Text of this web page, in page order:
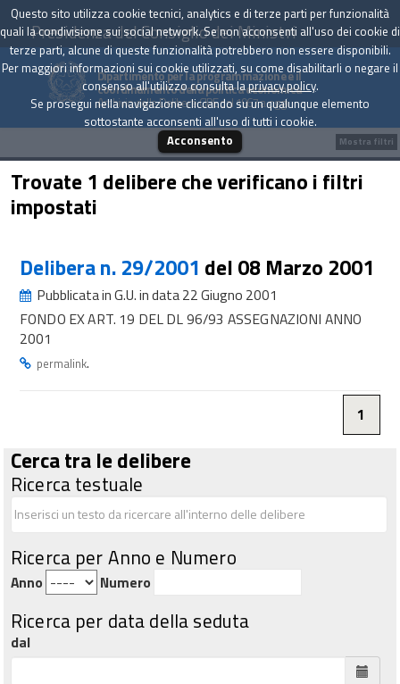
Presidenza del Consiglio dei Ministri
Dipartimento per la programmazione e il
coordinamento della politica economica
Archivio delle Delibere CIPE dal 1967 a oggi
Trovate 1 delibere che verificano i filtri
impostati
Delibera n. 29/2001 del 08 Marzo 2001
Pubblicata in G.U. in data 22 Giugno 2001
FONDO EX ART. 19 DEL DL 96/93 ASSEGNAZIONI ANNO
2001
permalink.
1
Cerca tra le delibere
Ricerca testuale
Ricerca per Anno e Numero
Anno Numero
Ricerca per data della seduta
dal
Mostra filtri
Questo sito utilizza cookie tecnici, analytics e di terze parti per funzionalità
quali la condivisione sui social network. Se non acconsenti all'uso dei cookie di
terze parti, alcune di queste funzionalità potrebbero non essere disponibili.
Per maggiori informazioni sui cookie utilizzati, su come disabilitarli o negare il
consenso all'utilizzo consulta laprivacy policy.
Se prosegui nella navigazione cliccando su un qualunque elemento
sottostante acconsenti all'uso di tutti i cookie.
Acconsento